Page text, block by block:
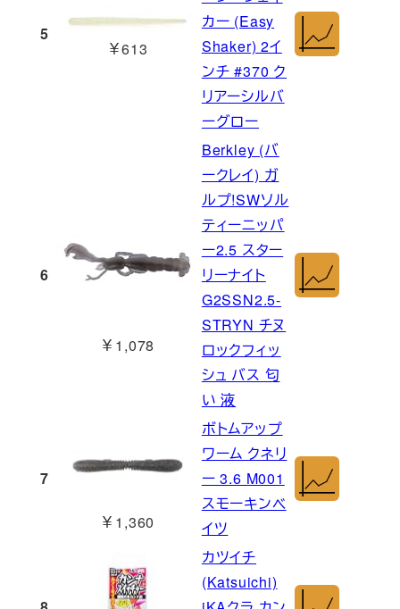
5
￥613
カー (Easy
Shaker) 2イ
ンチ #370 ク
リアーシルバ
ーグロー
6
￥1,078
Berkley (バ
ークレイ) ガ
ルプ!SWソル
ティーニッパ
ー2.5 スター
リーナイト
G2SSN2.5-
STRYN チヌ
ロックフィッ
シュ バス 匂
い 液
7
￥1,360
ボトムアップ
ワーム クネリ
ー 3.6 M001
スモーキンベ
イツ
カツイチ
(Katsuichi)